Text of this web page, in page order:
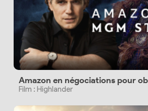
Amazon en négociations pour
Film : Highlander